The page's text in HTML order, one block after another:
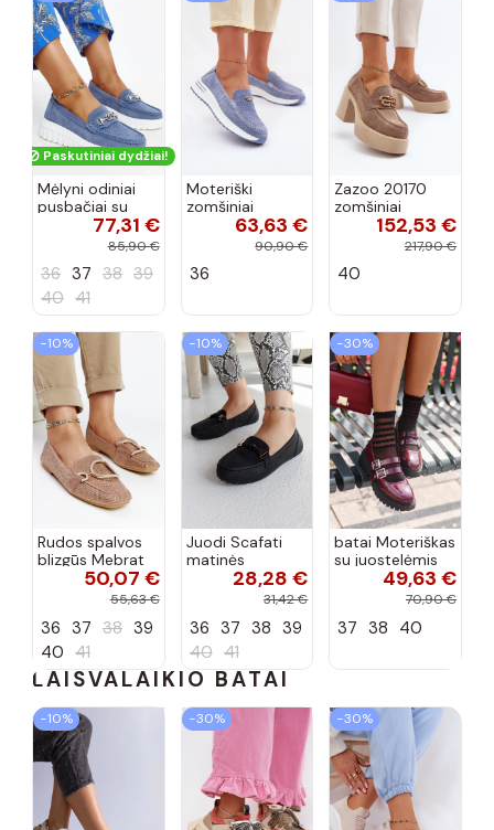
Paskutiniai dydžiai!
Mėlyni odiniai
pusbačiai su
dekoratyvine
sagtimi Taija
77,31 €
85,90 €
36 37 38 39
40 41
Moteriški
zomšiniai
mokasinai
Demela mėlynos
63,63 €
90,90 €
36
Zazoo 20170
zomšiniai
bateliai su
kulniukais smėlio
152,53 €
217,90 €
40
−10%
Rudos spalvos
blizgūs Mebrat
bateliai50,07 €
55,63 €
36 37 38 39
40 41
−10%
Juodi Scafati
matinės
apdailos bateliai
28,28 €
31,42 €
36 37 38 39
40 41
−30%
batai Moteriškas
su juostelėmis
su lako efektu
bordo spalvos
49,63 €
70,90 €
37 38 40
LAISVALAIKIO BATAI
−10% −30% −30%